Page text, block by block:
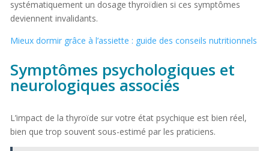
systématiquement un dosage thyroïdien si ces symptômes
deviennent invalidants.
Mieux dormir grâce à l’assiette : guide des conseils nutritionnels
Symptômes psychologiques et
neurologiques associés
L’impact de la thyroïde sur votre état psychique est bien réel,
bien que trop souvent sous-estimé par les praticiens.